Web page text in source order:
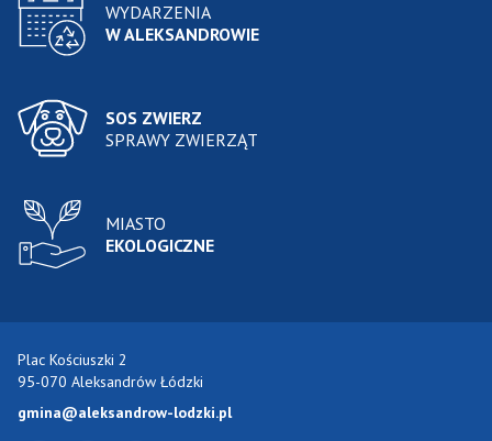
WYDARZENIA
W ALEKSANDROWIE
SOS ZWIERZ
SPRAWY ZWIERZĄT
MIASTO
EKOLOGICZNE
Plac Kościuszki 2
95-070 Aleksandrów Łódzki
gmina@aleksandrow-lodzki.pl